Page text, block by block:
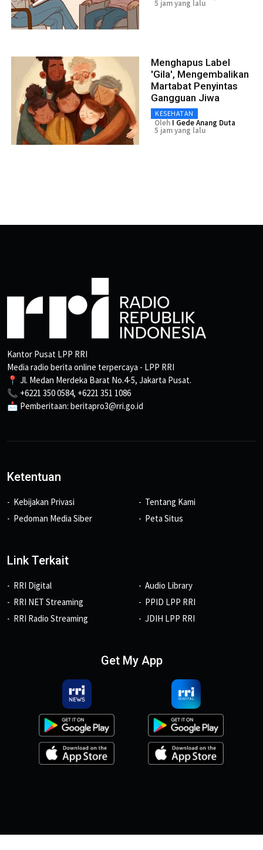
5 jam yang lalu
Menghapus Label
'Gila', Mengembalikan
Martabat Penyintas
Gangguan Jiwa
KESEHATAN
Oleh I Gede Anang Duta
5 jam yang lalu
Kantor Pusat LPP RRI
Media radio berita online terpercaya - LPP RRI
📍 Jl. Medan Merdeka Barat No.4-5, Jakarta Pusat.
📞 +6221 350 0584, +6221 351 1086
📩 Pemberitaan: beritapro3@rri.go.id
Ketentuan
Kebijakan Privasi
Pedoman Media Siber
Tentang Kami
Peta Situs
Link Terkait
RRI Digital
RRI NET Streaming
RRI Radio Streaming
Audio Library
PPID LPP RRI
JDIH LPP RRI
Get My App